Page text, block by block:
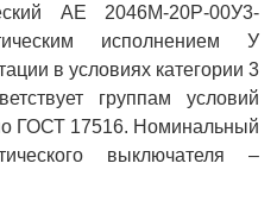
АЕ 2046М-20Р-00У3-
исполнением У
в условиях категории 3
группам условий
ГОСТ 17516. Номинальный
выключателя –